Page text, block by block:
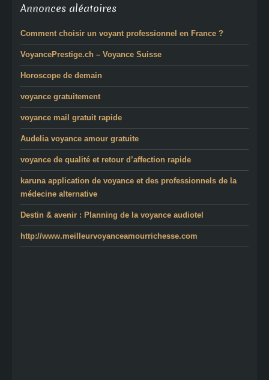
Annonces aléatoires
Comment choisir un voyant professionnel en France ?
VoyancePrestige.ch – Voyance Suisse
Horoscope de demain
voyance gratuitement
voyance mail gratuit rapide
Audelia voyance amour gratuite
voyance de qualité et retour d’affection rapide
karuna application de voyance et des professionnels de la
médecine alternative
Destin & avenir : Planning de la voyance audiotel
http://www.meilleurvoyanceamourrichesse.com